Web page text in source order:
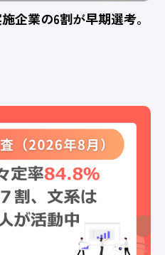
企業の6割が早期選考。